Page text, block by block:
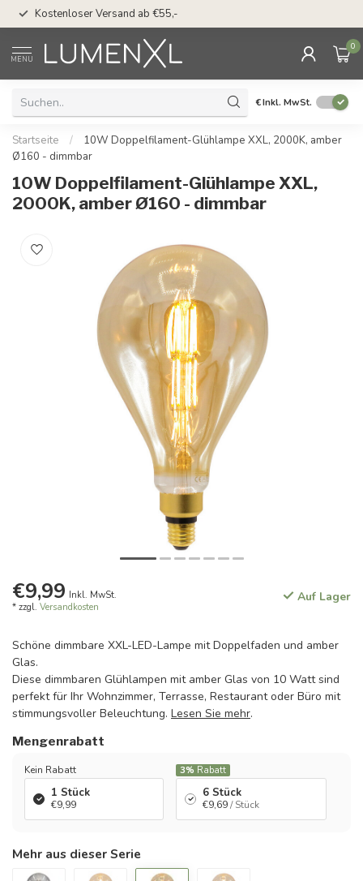
Kostenloser Versand ab €55,-
MENU
0
€Inkl. MwSt.
Startseite /
10W Doppelfilament-Glühlampe XXL, 2000K, amber
Ø160 - dimmbar
10W Doppelfilament-Glühlampe XXL,
2000K, amber Ø160 - dimmbar
€9,99 Inkl. MwSt.
* zzgl. Versandkosten
Auf Lager
Schöne dimmbare XXL-LED-Lampe mit Doppelfaden und amber
Glas.
Diese dimmbaren Glühlampen mit amber Glas von 10 Watt sind
perfekt für Ihr Wohnzimmer, Terrasse, Restaurant oder Büro mit
stimmungsvoller Beleuchtung. Lesen Sie mehr.
Mengenrabatt
Kein Rabatt
1 Stück
€9,99
3% Rabatt
6 Stück
€9,69/ Stück
Mehr aus dieser Serie